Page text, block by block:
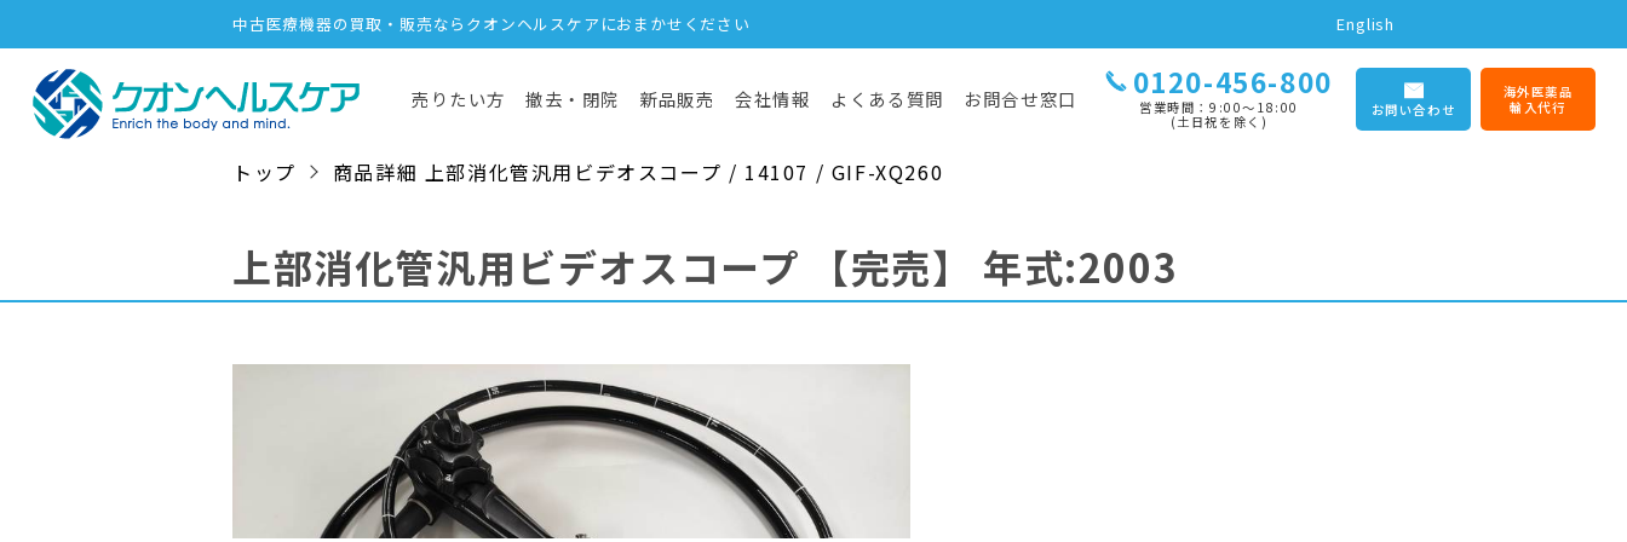
中古医療機器の買取・販売ならクオンヘルスケアにおまかせください English
売りたい方 撤去・閉院 新品販売 会社情報 よくある質問 お問合せ窓口 0120-456-800
営業時間：9:00〜18:00
(土日祝を除く)
お問い合わせ
海外医薬品
輸入代行
トップ 商品詳細 上部消化管汎用ビデオスコープ / 14107 / GIF-XQ260
上部消化管汎用ビデオスコープ 【完売】 年式:2003